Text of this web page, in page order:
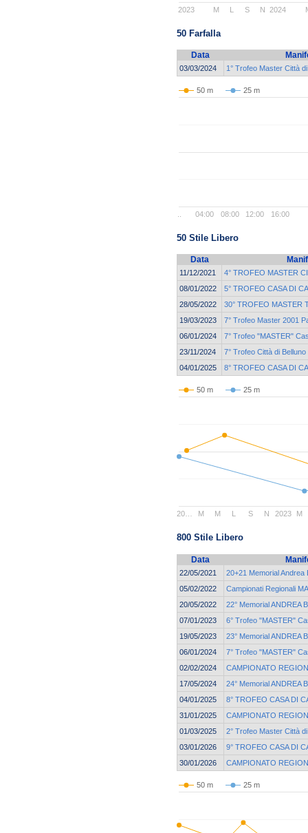
2023 2024
M L S N
50 Farfalla
Data
03/03/2024 1° Trofeo Master Città
50 m 25 m
04:00 08:00 12:00 16:00
50 Stile Libero
Data
11/12/2021
4° TROFEO MASTER
08/01/2022
5° TROFEO CASA DI
28/05/2022
30° TROFEO MASTER
19/03/2023
7° Trofeo Master 2001
06/01/2024
7° Trofeo "MASTER"
23/11/2024
7° Trofeo Città di Belluno
04/01/2025
8° TROFEO CASA DI
50 m 25 m
20… 2023
M M S N M
800 Stile Libero
Data
22/05/2021
20+21 Memorial Andrea
05/02/2022
Campionati Regionali
20/05/2022
22° Memorial ANDREA
07/01/2023
6° Trofeo "MASTER"
19/05/2023
23° Memorial ANDREA
06/01/2024
7° Trofeo "MASTER"
02/02/2024
CAMPIONATO
17/05/2024
24° Memorial ANDREA
04/01/2025
8° TROFEO CASA DI
31/01/2025
CAMPIONATO
01/03/2025
2° Trofeo Master Città
03/01/2026
9° TROFEO CASA DI
30/01/2026
CAMPIONATO
50 m 25 m